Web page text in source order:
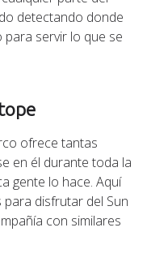
detectando donde
para servir lo que se
ofrece tantas
en él durante toda la
gente lo hace. Aquí
disfrutar del Sun
con similares